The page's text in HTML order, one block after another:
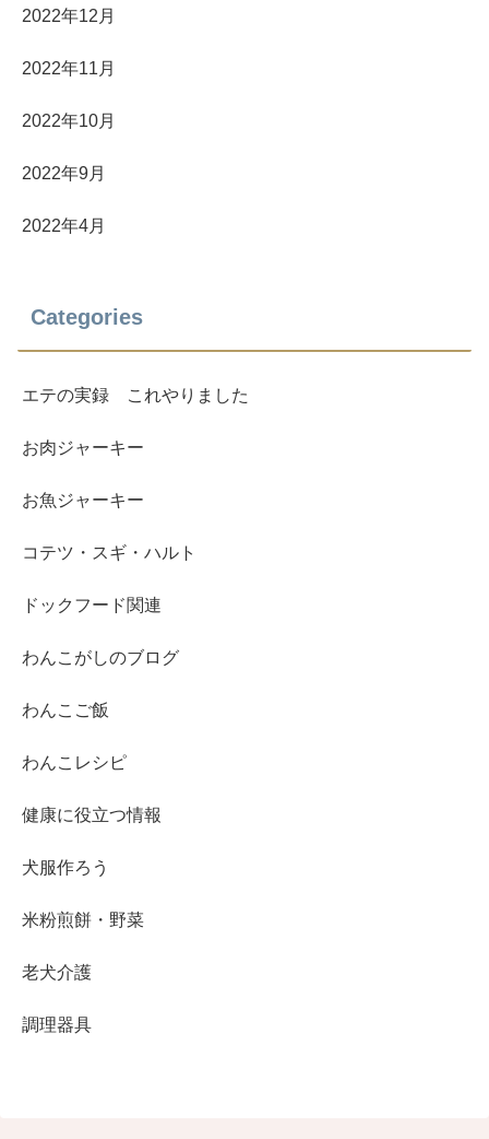
2022年12月
2022年11月
2022年10月
2022年9月
2022年4月
Categories
エテの実録 これやりました
お肉ジャーキー
お魚ジャーキー
コテツ・スギ・ハルト
ドックフード関連
わんこがしのブログ
わんこご飯
わんこレシピ
健康に役立つ情報
犬服作ろう
米粉煎餅・野菜
老犬介護
調理器具